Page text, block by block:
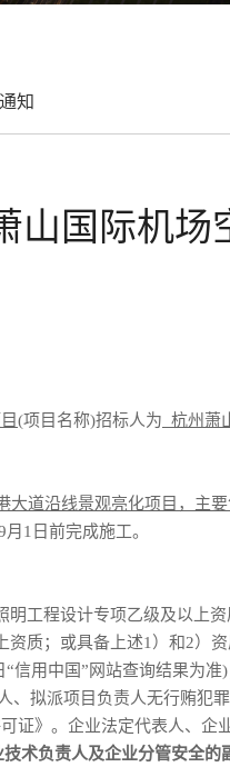
通知
山国际机场
(项目名称)招标人为 杭州萧
大道沿线景观亮化项目， 主
月1日前完成施工。
明工程设计专项乙级及以上资
资质；或具备上述1）和2）
“信用中国”网站查询结果为准)
、拟派项目负责人无行贿犯罪
证》。企业法定代表人、企
术负责人及企业分管安全的